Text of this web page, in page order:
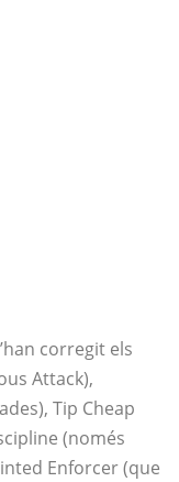
corregit els
Attack),
Tip Cheap
(només
Enforcer (que